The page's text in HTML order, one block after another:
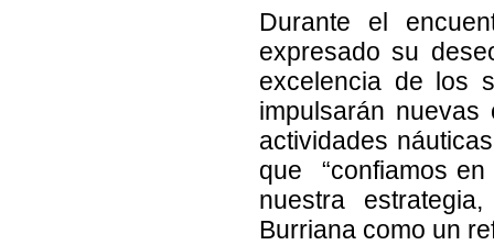
Durante el
expresado su
excelencia de los
impulsarán
actividades
que “confiamos
nuestra
Burriana como un